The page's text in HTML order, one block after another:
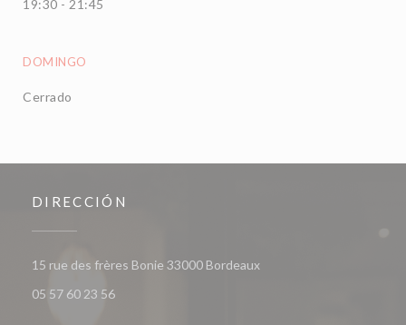
19:30 - 21:45
DOMINGO
Cerrado
DIRECCIÓN
15 rue des frères Bonie 33000 Bordeaux((abre en una nueva
05 57 60 23 56